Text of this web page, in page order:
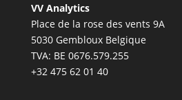
VV Analytics
Place de la rose des vents 9A
5030 Gembloux Belgique
TVA: BE 0676.579.255
+32 475 62 01 40